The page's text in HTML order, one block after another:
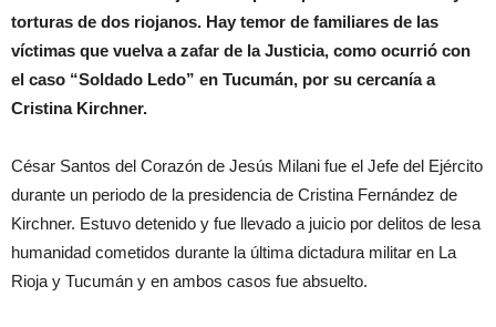
torturas de dos riojanos. Hay temor de familiares de las
víctimas que vuelva a zafar de la Justicia, como ocurrió con
el caso “Soldado Ledo” en Tucumán, por su cercanía a
Cristina Kirchner.
César Santos del Corazón de Jesús Milani fue el Jefe del Ejército
durante un periodo de la presidencia de Cristina Fernández de
Kirchner. Estuvo detenido y fue llevado a juicio por delitos de lesa
humanidad cometidos durante la última dictadura militar en La
Rioja y Tucumán y en ambos casos fue absuelto.